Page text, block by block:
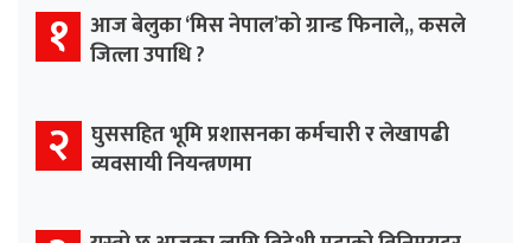
१ आज बेलुका ‘मिस नेपाल’को ग्रान्ड फिनाले,, कसले
जित्ला उपाधि ?
२ घुससहित भूमि प्रशासनका कर्मचारी र लेखापढी
व्यवसायी नियन्त्रणमा